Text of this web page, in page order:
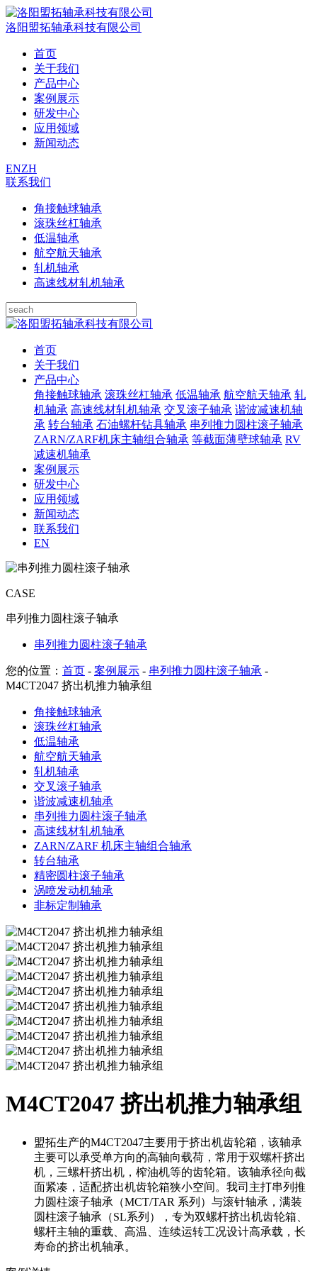
洛阳盟拓轴承科技有限公司
首页
关于我们
产品中心
案例展示
研发中心
应用领域
新闻动态
ENZH
联系我们
角接触球轴承
滚珠丝杠轴承
低温轴承
航空航天轴承
轧机轴承
高速线材轧机轴承
首页
关于我们
产品中心
角接触球轴承 滚珠丝杠轴承 低温轴承 航空航天轴承 轧
机轴承 高速线材轧机轴承 交叉滚子轴承 谐波减速机轴
承 转台轴承 石油螺杆钻具轴承 串列推力圆柱滚子轴承
ZARN/ZARF机床主轴组合轴承 等截面薄壁球轴承 RV
减速机轴承
案例展示
研发中心
应用领域
新闻动态
联系我们
EN
CASE
串列推力圆柱滚子轴承
串列推力圆柱滚子轴承
您的位置： 首页 - 案例展示 - 串列推力圆柱滚子轴承 -
M4CT2047 挤出机推力轴承组
角接触球轴承
滚珠丝杠轴承
低温轴承
航空航天轴承
轧机轴承
交叉滚子轴承
谐波减速机轴承
串列推力圆柱滚子轴承
高速线材轧机轴承
ZARN/ZARF 机床主轴组合轴承
转台轴承
精密圆柱滚子轴承
涡喷发动机轴承
非标定制轴承
M4CT2047 挤出机推力轴承组
盟拓生产的M4CT2047主要用于挤出机齿轮箱，该轴承
主要可以承受单方向的高轴向载荷，常用于双螺杆挤出
机，三螺杆挤出机，榨油机等的齿轮箱。该轴承径向截
面紧凑，适配挤出机齿轮箱狭小空间。我司主打串列推
力圆柱滚子轴承（MCT/TAR 系列）与滚针轴承，满装
圆柱滚子轴承（SL系列），专为双螺杆挤出机齿轮箱、
螺杆主轴的重载、高温、连续运转工况设计高承载，长
寿命的挤出机轴承。